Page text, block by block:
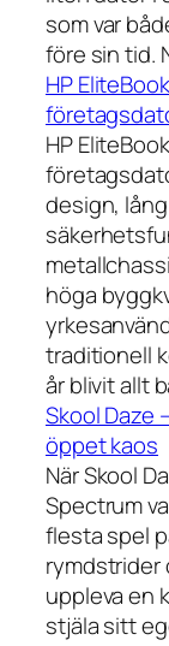
som var
före sin tid.
HP
HP
design,
höga
traditionell
år blivit allt
Skool Daze
öppet kaos
När Skool
Spectrum
flesta spel
rymdstrider
uppleva en
stjäla sitt